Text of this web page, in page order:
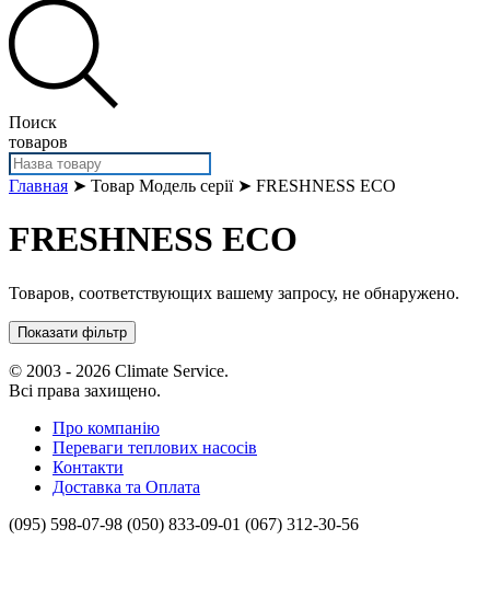
Поиск
товаров
Главная ➤ Товар Модель серії ➤ FRESHNESS ECO
FRESHNESS ECO
Товаров, соответствующих вашему запросу, не обнаружено.
Показати фільтр
© 2003 - 2026 Climate Service.
Всі права захищено.
Про компанію
Переваги теплових насосів
Контакти
Доставка та Оплата
(095) 598-07-98 (050) 833-09-01 (067) 312-30-56